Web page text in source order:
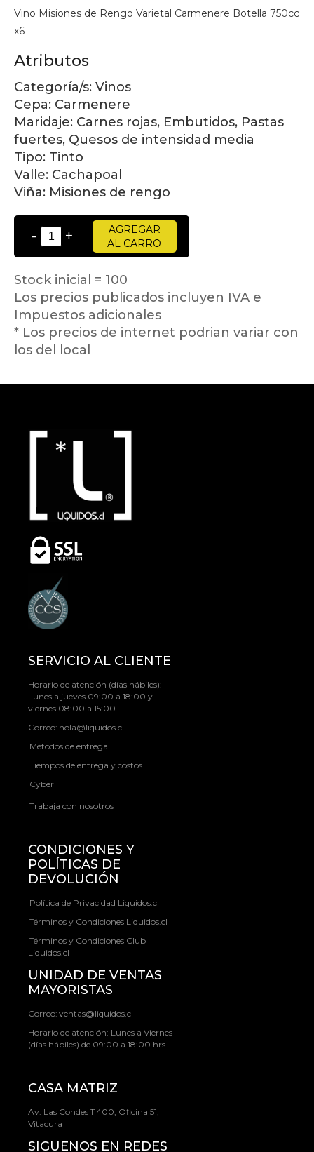
Vino Misiones de Rengo Varietal Carmenere Botella 750cc
x6
Atributos
Categoría/s: Vinos
Cepa: Carmenere
Maridaje: Carnes rojas, Embutidos, Pastas
fuertes, Quesos de intensidad media
Tipo: Tinto
Valle: Cachapoal
Viña: Misiones de rengo
- +
AGREGAR
AL CARRO
Stock inicial = 100
Los precios publicados incluyen IVA e
Impuestos adicionales
* Los precios de internet podrian variar con
los del local
SERVICIO AL CLIENTE
Horario de atención (días hábiles):
Lunes a jueves 09:00 a 18:00 y
viernes 08:00 a 15:00
Correo: hola@liquidos.cl
Métodos de entrega
Tiempos de entrega y costos
Cyber
Trabaja con nosotros
CONDICIONES Y
POLÍTICAS DE
DEVOLUCIÓN
Política de Privacidad Liquidos.cl
Términos y Condiciones Liquidos.cl
Términos y Condiciones Club
Liquidos.cl
UNIDAD DE VENTAS
MAYORISTAS
Correo: ventas@liquidos.cl
Horario de atención: Lunes a Viernes
(días hábiles) de 09:00 a 18:00 hrs.
CASA MATRIZ
Av. Las Condes 11400, Oficina 51,
Vitacura
SIGUENOS EN REDES